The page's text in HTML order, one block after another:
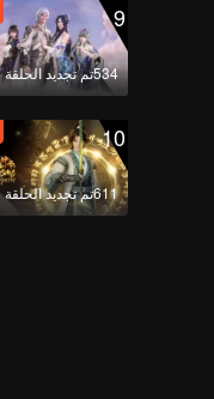
9
534تم تجديد الحلقة
10
611تم تجديد الحلقة